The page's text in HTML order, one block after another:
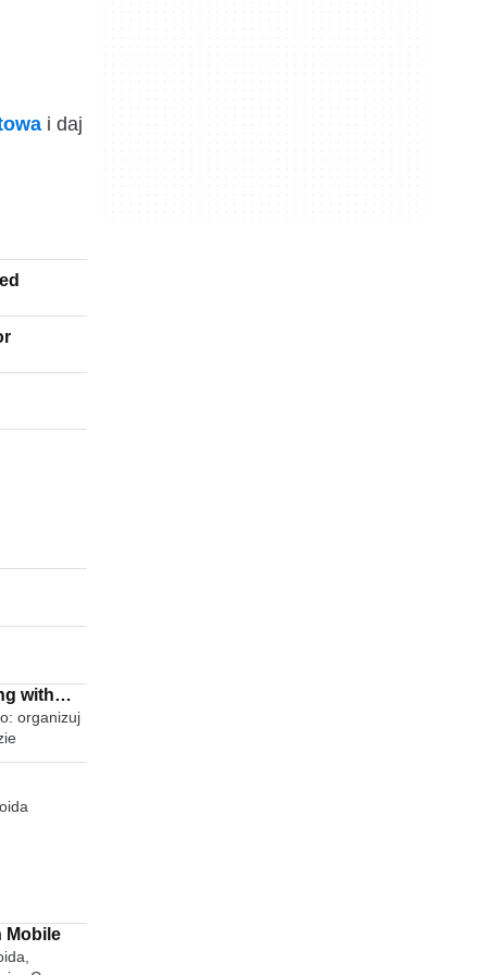
i daj
with
organizuj
Mobile